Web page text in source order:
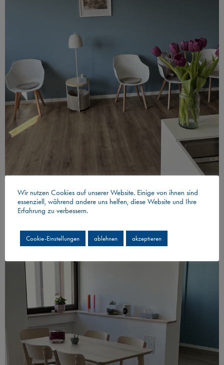
Wir nutzen Cookies auf unserer Website. Einige von ihnen sind
essenziell, während andere uns helfen, diese Website und Ihre
Erfahrung zu verbessern.
Cookie-Einstellungen ablehnen akzeptieren